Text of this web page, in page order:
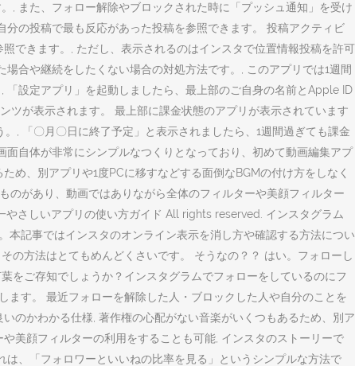
, また、フォロー解除やブロックされた時に「プッシュ通知」を受け
の投稿で最も反応があった投稿を参照できます。 投稿アクティビ
できます。, ただし、表示されるのはインスタで位置情報投稿を許可
合や継続をしたくない場合の対処方法です。, このアプリでは1週間
設定アプリ」を起動しましたら、最上部のご自身の名前とApple ID
ツが表示されます。 最上部に課金状態のアプリが表示されています
, 「〇月〇日に終了予定」と表示されましたら、1週間過ぎても課金
自体が非常にシンプルなつくりとなっており、初めて動画編集アプ
め、別アプリや1度PCに移すなどする面倒なBGMの付け方をしなく
があり、動画ではありながら全体のフィルターや美顔フィルター
さしいアプリの使い方ガイド All rights reserved. インスタグラム
記事ではインスタのオンライン表示を消し方や確認する方法につい
の方法はとてもめんどくさいです。 そうなの？？ はい。フォローし
をご存知でしょうか？インスタグラムでフォローをしているのにフ
す。 最近フォローを解除した人・ブロックした人や自分のことを
のかわかる仕様, 著作権の心配がない音楽がいくつもあるため、別ア
美顔フィルターの利用をすることも可能, インスタのストーリーで
、「フォロワーといいねの比率を見る」というシンプルな方法で